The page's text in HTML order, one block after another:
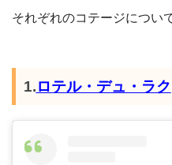
それぞれのコテージについ
1.ロテル・デュ・ラク